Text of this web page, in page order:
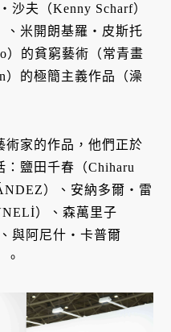
沙夫（Kenny Scharf）
、米開朗基羅・皮斯托
）的貧窮藝術（常青畫
）的極簡主義作品（澡
術家的作品，他們正於
鹽田千春（Chiharu
）、安納多爾・雷
）、森萬里子
與阿尼什・卡普爾
。